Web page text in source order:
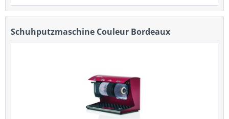
Schuhputzmaschine Couleur Bordeaux